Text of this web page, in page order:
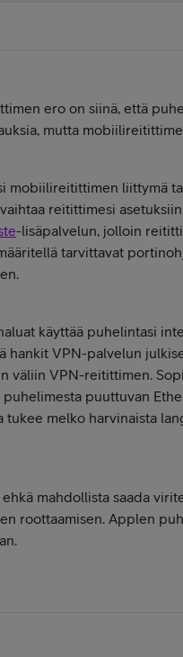
ero on siinä, että
mutta
mobiilireitittimen liittymä
reitittimesi
-lisäpalvelun, jolloin
tarvittavat
käyttää puhelintasi
hankit VPN-palvelun
väliin VPN-reitittimen.
puhelimesta puuttuvan
melko harvinaista
mahdollista saada
roottaamisen. Applen